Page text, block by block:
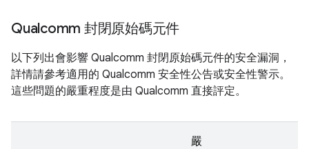
Qualcomm 封閉原始碼元件
以下列出會影響 Qualcomm 封閉原始碼元件的安全漏洞，
詳情請參考適用的 Qualcomm 安全性公告或安全性警示。
這些問題的嚴重程度是由 Qualcomm 直接評定。
嚴